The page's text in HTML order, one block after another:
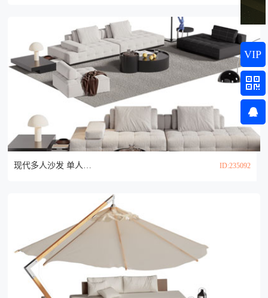
现代多人沙发 单人沙发和茶几组合3d模型 ID:235092
VIP